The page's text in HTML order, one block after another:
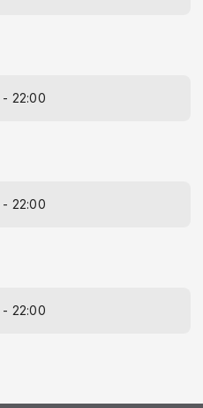
22:00
22:00
22:00